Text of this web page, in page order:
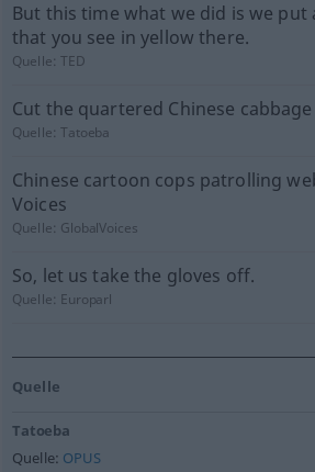
But this time what we did is we put
that you see in yellow there.
Quelle:TED
Cut the quartered Chinese
Quelle:Tatoeba
Chinese cartoon cops patrolling
Voices
Quelle: GlobalVoices
So, let us take the gloves off.
Quelle: Europarl
Quelle
Tatoeba
Quelle: OPUS